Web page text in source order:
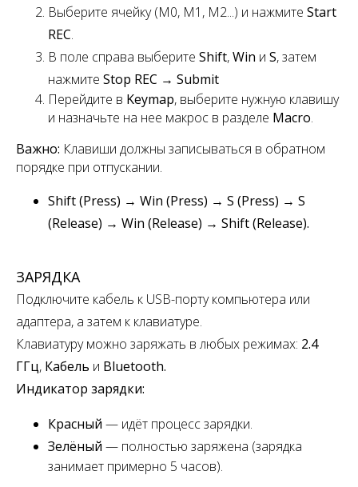
Выберите ячейку (M0, M1, M2...) и нажмите Start
REC.
В поле справа выберите Shift,Win и S, затем
нажмите Stop REC → Submit
Перейдите в Keymap, выберите нужную клавишу
и назначьте на нее макрос в разделе Macro.
Важно: Клавиши должны записываться в обратном
порядке при отпускании.
Shift (Press) → Win (Press) → S (Press) → S
(Release) → Win (Release) → Shift (Release).
ЗАРЯДКА
Подключите кабель к USB-порту компьютера или
адаптера, а затем к клавиатуре.
Клавиатуру можно заряжать в любых режимах: 2.4
ГГц, Кабель и Bluetooth.
Индикатор зарядки:
Красный — идёт процесс зарядки.
Зелёный — полностью заряжена (зарядка
занимает примерно 5 часов).